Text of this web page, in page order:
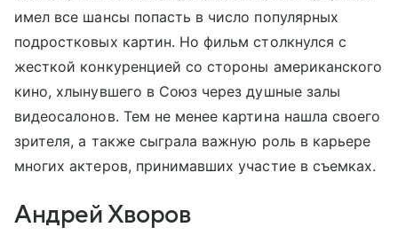
имел все шансы попасть в число популярных
подростковых картин. Но фильм столкнулся с
жесткой конкуренцией со стороны американского
кино, хлынувшего в Союз через душные залы
видеосалонов. Тем не менее картина нашла своего
зрителя, а также сыграла важную роль в карьере
многих актеров, принимавших участие в съемках.
Андрей Хворов